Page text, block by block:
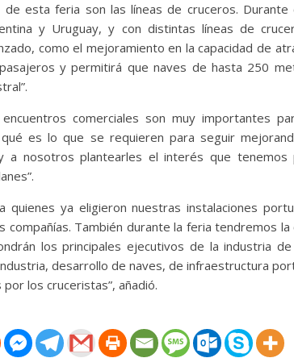
esta feria son las líneas de cruceros.
y Uruguay, y con distintas líneas de
como el mejoramiento en la capacidad de
y permitirá que naves de hasta 250
comerciales son muy importantes
es lo que se requieren para seguir
a nosotros plantearles el interés que tenemos
quienes ya eligieron nuestras instalaciones
También durante la feria tendremos
los principales ejecutivos de la industria
desarrollo de naves, de infraestructura
los cruceristas”, añadió.